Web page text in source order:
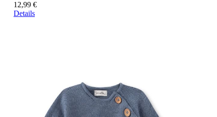
12,99 €
Details